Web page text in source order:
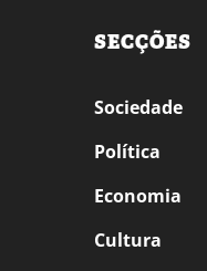
SECÇÕES
Sociedade
Política
Economia
Cultura